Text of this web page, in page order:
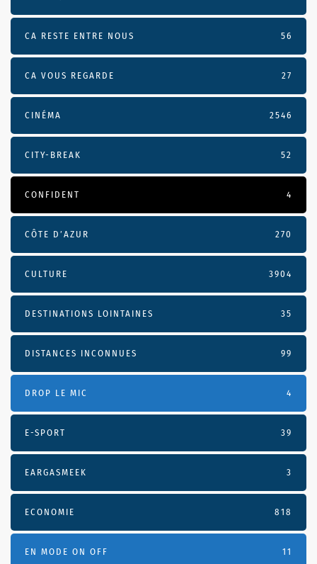
CA RESTE ENTRE NOUS 56
CA VOUS REGARDE 27
CINÉMA 2546
CITY-BREAK 52
CONFIDENT 4
CÔTE D’AZUR 270
CULTURE 3904
DESTINATIONS LOINTAINES 35
DISTANCES INCONNUES 99
DROP LE MIC 4
E-SPORT 39
EARGASMEEK 3
ECONOMIE 818
EN MODE ON OFF 11